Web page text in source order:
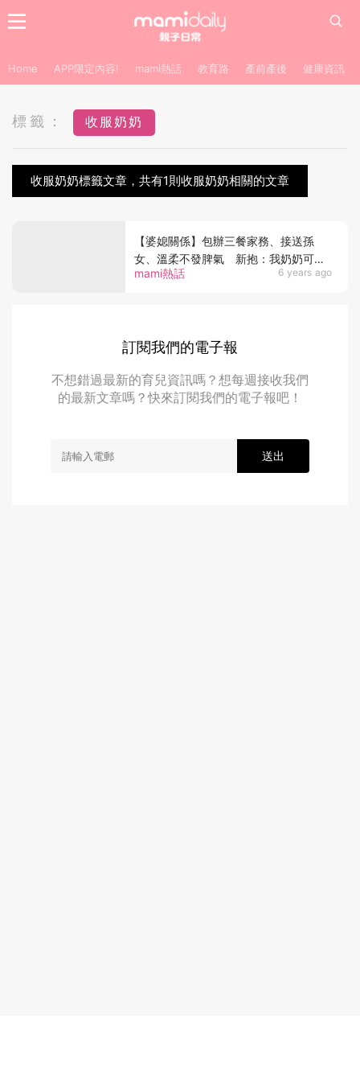
Home APP限定內容! mami熱話 教育路 產前產後 健康資訊
標籤： 收服奶奶
收服奶奶標籤文章，共有1則收服奶奶相關的文章
mami熱話 6 years ago
【婆媳關係】包辦三餐家務、接送孫
女、溫柔不發脾氣 新抱：我奶奶可能
是這輩子看過最善良的女人
訂閱我們的電子報
不想錯過最新的育兒資訊嗎？想每週接收我們
的最新文章嗎？快來訂閱我們的電子報吧！
送出